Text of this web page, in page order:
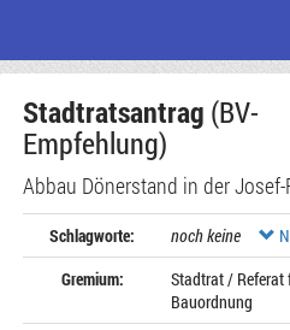
Seiteninhalt
Stadtratsantrag (BV-
Empfehlung)
Abbau Dönerstand in der
Schlagworte: noch keine
Gremium:
Stadtrat /
Bauordnung